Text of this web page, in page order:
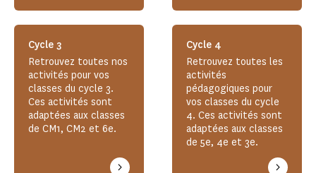
Cycle 3
Retrouvez toutes nos
activités pour vos
classes du cycle 3.
Ces activités sont
adaptées aux classes
de CM1, CM2 et 6e.
Cycle 4
Retrouvez toutes les
activités
pédagogiques pour
vos classes du cycle
4. Ces activités sont
adaptées aux classes
de 5e, 4e et 3e.